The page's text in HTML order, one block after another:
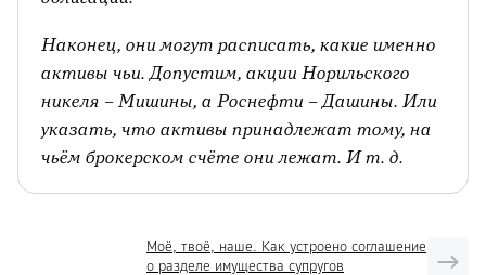
Наконец, они могут расписать, какие именно
активы чьи. Допустим, акции Норильского
никеля – Мишины, а Роснефти – Дашины. Или
указать, что активы принадлежат тому, на
чьём брокерском счёте они лежат. И т. д.
Моё, твоё, наше. Как устроено соглашение
о разделе имущества супругов